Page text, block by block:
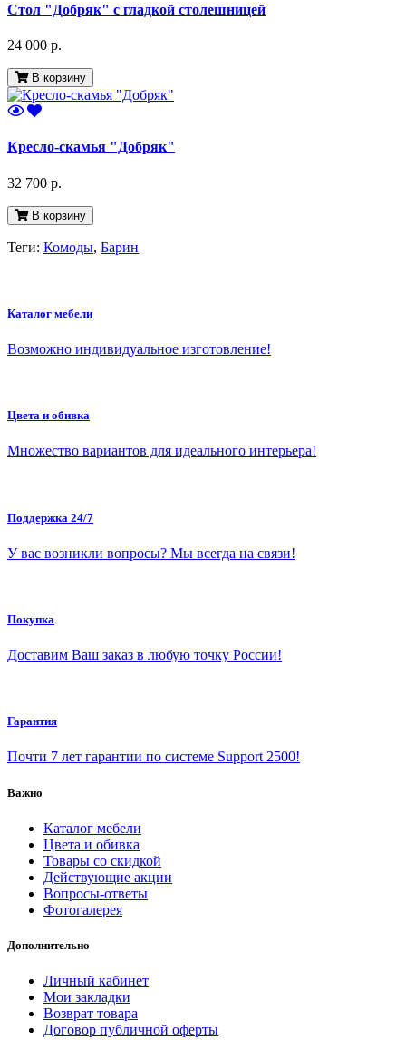
Стол "Добряк" c гладкой столешницей
24 000 р.
В корзину
Кресло-скамья "Добряк"
32 700 р.
В корзину
Теги: Комоды, Барин
Каталог мебели
Возможно индивидуальное изготовление!
Цвета и обивка
Множество вариантов для идеального интерьера!
Поддержка 24/7
У вас возникли вопросы? Мы всегда на связи!
Покупка
Доставим Ваш заказ в любую точку России!
Гарантия
Почти 7 лет гарантии по системе Support 2500!
Важно
Каталог мебели
Цвета и обивка
Товары со скидкой
Действующие акции
Вопросы-ответы
Фотогалерея
Дополнительно
Личный кабинет
Мои закладки
Возврат товара
Договор публичной оферты